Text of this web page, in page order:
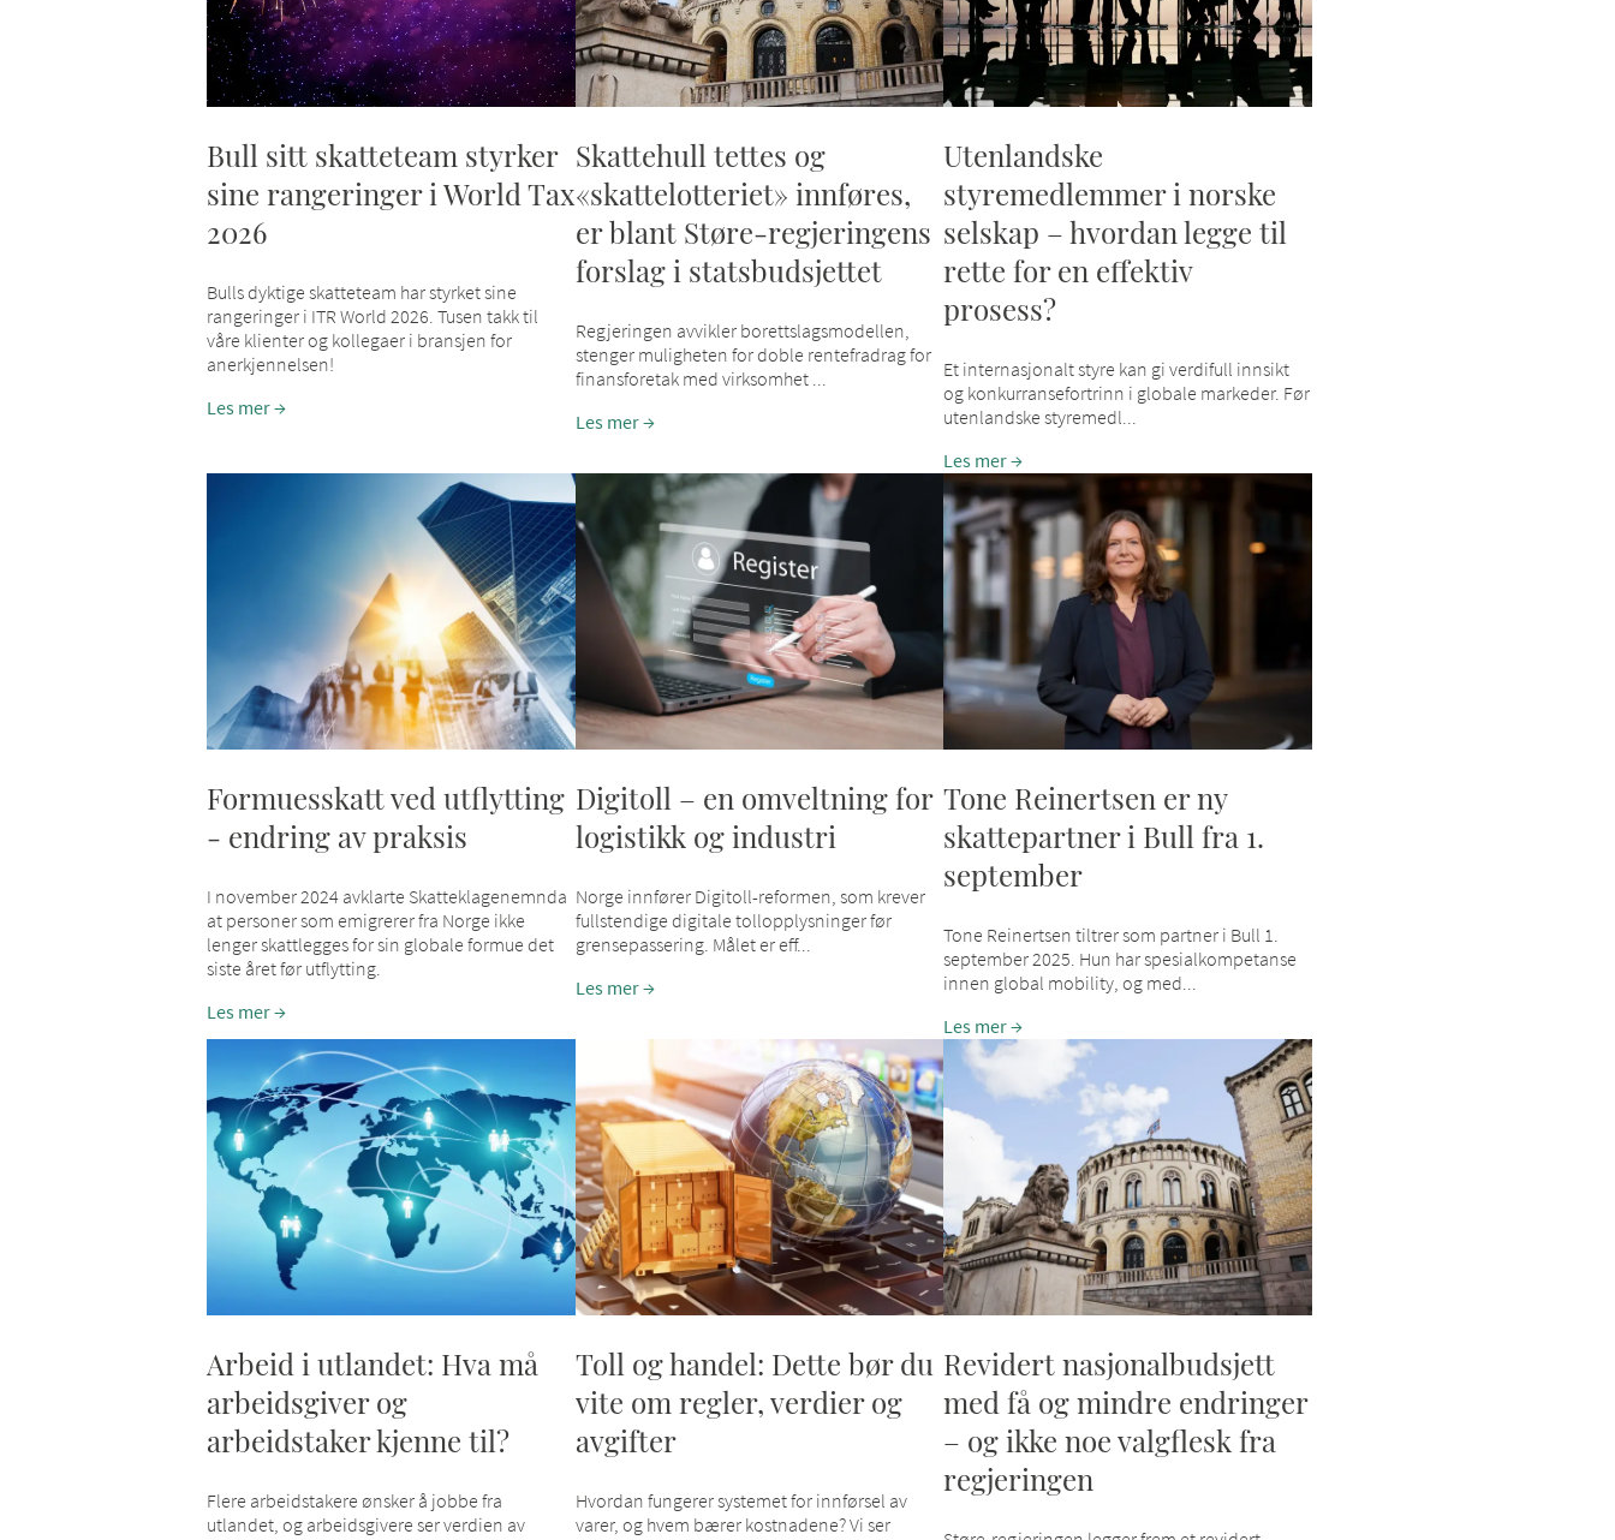
Bull sitt skatteteam styrker
sine rangeringer i World Tax
2026
Bulls dyktige skatteteam har styrket sine
rangeringer i ITR World 2026. Tusen takk til
våre klienter og kollegaer i bransjen for
anerkjennelsen!
Les mer
Skattehull tettes og
«skattelotteriet» innføres,
er blant Støre-regjeringens
forslag i statsbudsjettet
Regjeringen avvikler borettslagsmodellen,
stenger muligheten for doble rentefradrag for
finansforetak med virksomhet ...
Les mer
Utenlandske
styremedlemmer i norske
selskap – hvordan legge til
rette for en effektiv
prosess?
Et internasjonalt styre kan gi verdifull innsikt
og konkurransefortrinn i globale markeder. Før
utenlandske styremedl...
Les mer
Formuesskatt ved utflytting
- endring av praksis
I november 2024 avklarte Skatteklagenemnda
at personer som emigrerer fra Norge ikke
lenger skattlegges for sin globale formue det
siste året før utflytting.
Les mer
Digitoll – en omveltning for
logistikk og industri
Norge innfører Digitoll-reformen, som krever
fullstendige digitale tollopplysninger før
grensepassering. Målet er eff...
Les mer
Tone Reinertsen er ny
skattepartner i Bull fra 1.
september
Tone Reinertsen tiltrer som partner i Bull 1.
september 2025. Hun har spesialkompetanse
innen global mobility, og med...
Les mer
Arbeid i utlandet: Hva må
arbeidsgiver og
arbeidstaker kjenne til?
Flere arbeidstakere ønsker å jobbe fra
utlandet, og arbeidsgivere ser verdien av
Toll og handel: Dette bør du
vite om regler, verdier og
avgifter
Hvordan fungerer systemet for innførsel av
varer, og hvem bærer kostnadene? Vi ser
Revidert nasjonalbudsjett
med få og mindre endringer
– og ikke noe valgflesk fra
regjeringen